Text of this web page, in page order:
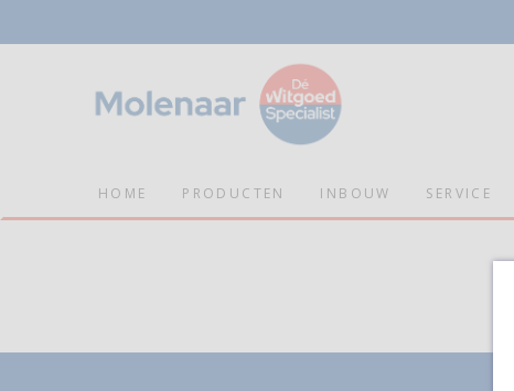
HOME PRODUCTEN INBOUW SERVICE